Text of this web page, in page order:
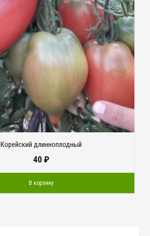
Корейский длинноплодный
40₽
В корзину